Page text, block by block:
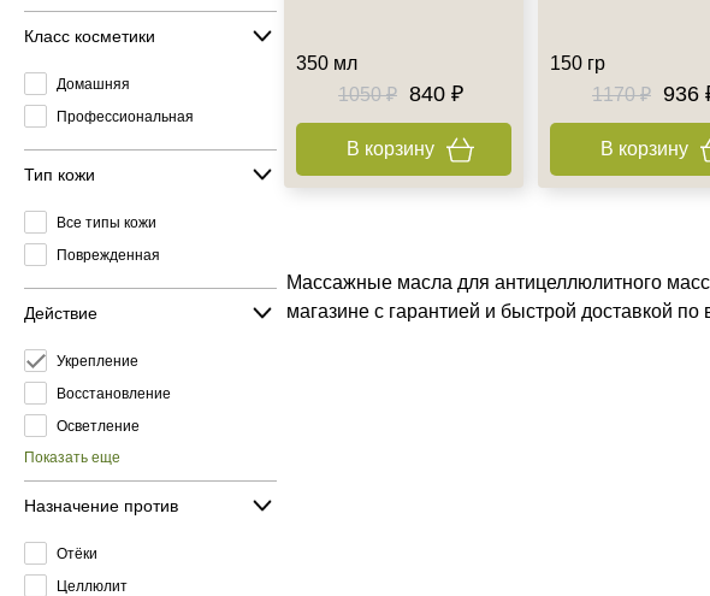
Класс косметики
Домашняя
Профессиональная
Тип кожи
Все типы кожи
Поврежденная
Действие
Укрепление
Восстановление
Осветление
Показать еще
Назначение против
Отёки
Целлюлит
350 мл
1050 ₽ 840 ₽
В корзину
150 гр
1170 ₽ 936
В корзину
Массажные масла для антицеллюлитного
магазине с гарантией и быстрой доставкой